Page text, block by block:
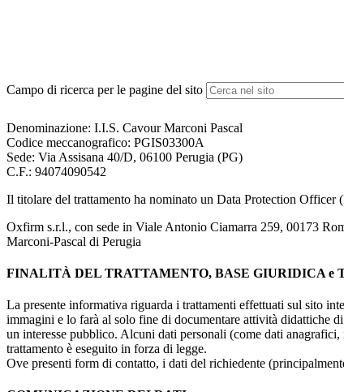
Campo di ricerca per le pagine del sito
Denominazione: I.I.S. Cavour Marconi Pascal
Codice meccanografico: PGIS03300A
Sede: Via Assisana 40/D, 06100 Perugia (PG)
C.F.: 94074090542
Il titolare del trattamento ha nominato un Data Protection Officer
Oxfirm s.r.l., con sede in Viale Antonio Ciamarra 259, 00173
Marconi-Pascal di Perugia
FINALITÀ DEL TRATTAMENTO, BASE GIURIDICA e
La presente informativa riguarda i trattamenti effettuati sul sito
immagini e lo farà al solo fine di documentare attività didattiche
un interesse pubblico. Alcuni dati personali (come dati
trattamento è eseguito in forza di legge.
Ove presenti form di contatto, i dati del richiedente